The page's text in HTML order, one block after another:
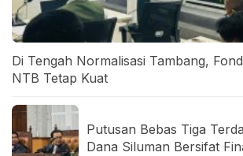
Di Tengah Normalisasi Tambang,
NTB Tetap Kuat
Putusan Bebas Tiga
Dana Siluman Bersifat